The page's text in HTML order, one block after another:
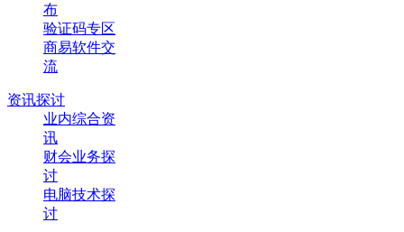
布
验证码专区
商易软件交
流
资讯探讨
业内综合资
讯
财会业务探
讨
电脑技术探
讨